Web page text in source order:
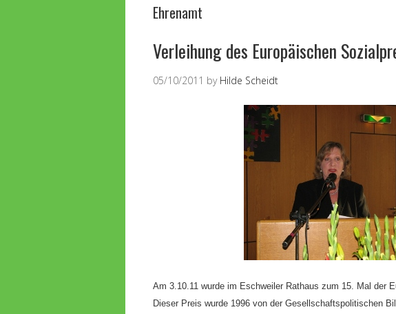
Ehrenamt
Verleihung des Europäischen
05/10/2011 by Hilde Scheidt
Am 3.10.11 wurde im Eschweiler Rathaus zum 15. Mal der
Dieser Preis wurde 1996 von der Gesellschaftspolitischen